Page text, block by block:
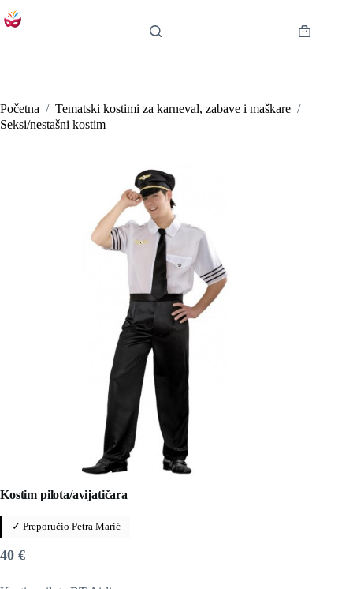
na
Košarica
Početna / Tematski kostimi za karneval, zabave i maškare /
Seksi/nestašni kostim
Kostim pilota/avijatičara
✓ Preporučio Petra Marić
40 €